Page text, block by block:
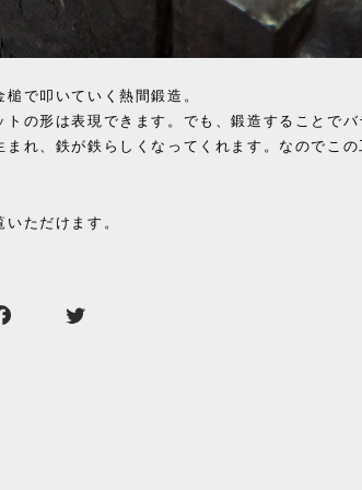
で叩いていく熱間鍛造。
の形は表現できます。でも、鍛造することでバ
れ、鉄が鉄らしくなってくれます。なのでこの
ただけます。